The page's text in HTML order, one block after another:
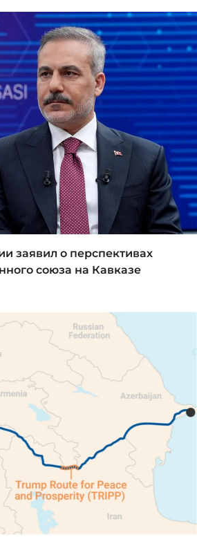
заявил о перспективах
союза на Кавказе